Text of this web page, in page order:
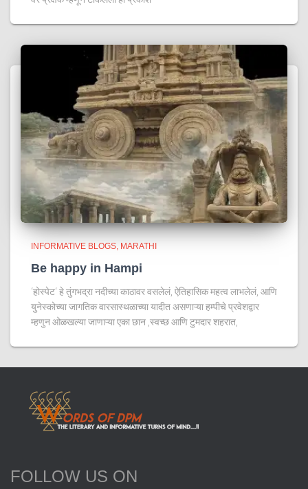
INFORMATIVE BLOGS MARATHI
Be happy in Hampi
‘होस्पेट‘ हे तुंगभद्रा नदीच्या काठावर वसलेलं, ऐतिहासिक महत्व लाभलेलं, आणि
युनेस्कोच्या जागतिक वारसास्थळाच्या यादीत असणाऱ्या हम्पीचे प्रवेशद्वार
म्हणुन ओळखल्या जाणाऱ्या एका छान ,स्वच्छ आणि टुमदार शहरात,
FOLLOW US ON